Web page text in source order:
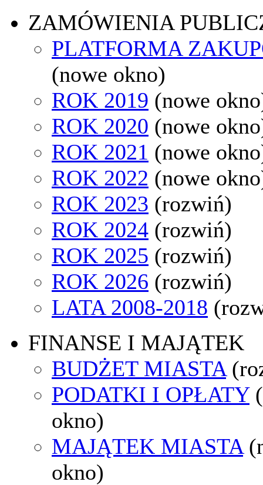
ZAMÓWIENIA
PLATFORMA
(nowe okno)
ROK 2019 (nowe
ROK 2020 (nowe
ROK 2021 (nowe
ROK 2022 (nowe
ROK 2023 (rozwiń)
ROK 2024 (rozwiń)
ROK 2025 (rozwiń)
ROK 2026 (rozwiń)
LATA 2008-2018
FINANSE I MAJĄTEK
BUDŻET MIASTA
PODATKI I OPŁATY
okno)
MAJĄTEK MIASTA
okno)